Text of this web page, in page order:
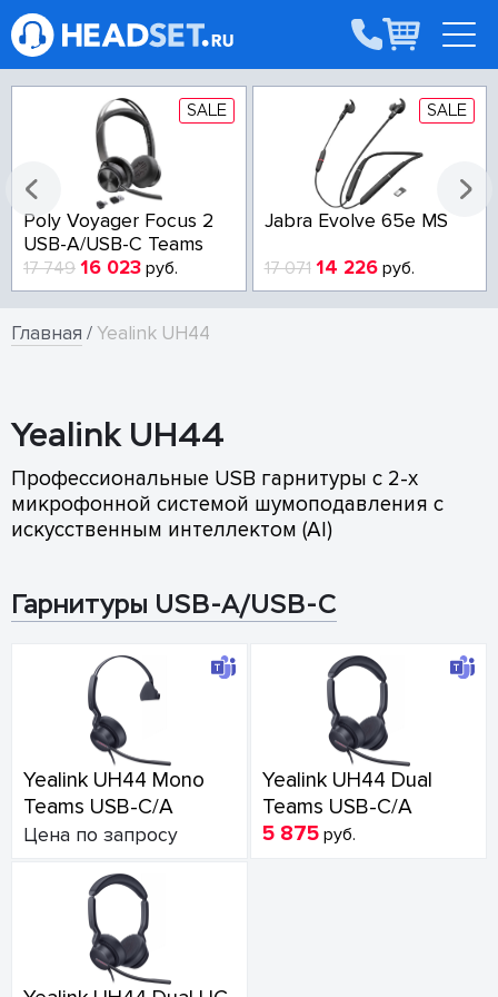
SALE
Poly Voyager Focus 2
USB-A/USB-C Teams
17 749 16 023 руб.
SALE
Jabra Evolve 65e MS
17 071 14 226руб.
Главная /Yealink UH44
Yealink UH44
Профессиональные USB гарнитуры с 2-х
микрофонной системой шумоподавления с
искусственным интеллектом (AI)
Гарнитуры USB-A/USB-C
Yealink UH44 Mono
Teams USB-C/A
Цена по запросу
Yealink UH44 Dual
Teams USB-C/A
5 875 руб.